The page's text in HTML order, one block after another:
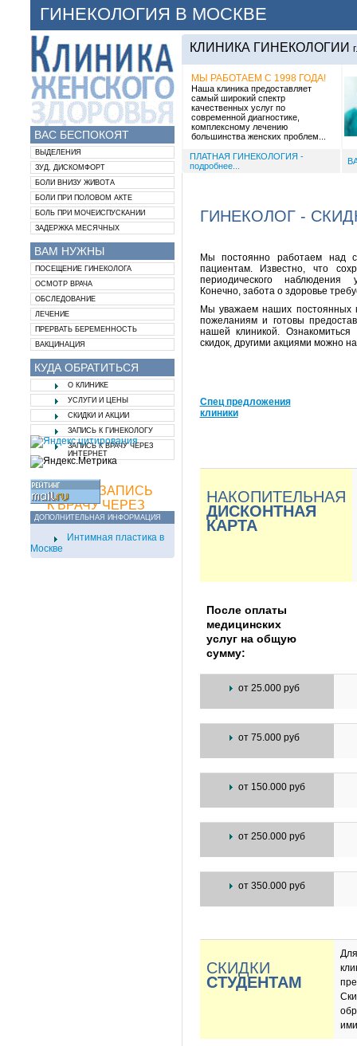
ГИНЕКОЛОГИЯ В МОСКВЕ
ВАС БЕСПОКОЯТ
ВЫДЕЛЕНИЯ
ЗУД, ДИСКОМФОРТ
БОЛИ ВНИЗУ ЖИВОТА
БОЛИ ПРИ ПОЛОВОМ АКТЕ
БОЛЬ ПРИ МОЧЕИСПУСКАНИИ
ЗАДЕРЖКА МЕСЯЧНЫХ
ВАМ НУЖНЫ
ПОСЕЩЕНИЕ ГИНЕКОЛОГА
ОСМОТР ВРАЧА
ОБСЛЕДОВАНИЕ
ЛЕЧЕНИЕ
ПРЕРВАТЬ БЕРЕМЕННОСТЬ
ВАКЦИНАЦИЯ
КУДА ОБРАТИТЬСЯ
О КЛИНИКЕ
УСЛУГИ И ЦЕНЫ
СКИДКИ И АКЦИИ
ЗАПИСЬ К ГИНЕКОЛОГУ
ЗАПИСЬ К ВРАЧУ ЧЕРЕЗ
ИНТЕРНЕТ
ОНЛАЙН ЗАПИСЬ
К ВРАЧУ ЧЕРЕЗ
ИНТЕРНЕТ
ДОПОЛНИТЕЛЬНАЯ ИНФОРМАЦИЯ
Интимная пластика в
Москве
КЛИНИКА ГИНЕКОЛОГИИ
МЫ РАБОТАЕМ С 1998 ГОДА!
Наша клиника предоставляет
самый широкий спектр
качественных услуг по
современной диагностике,
комплексному лечению
большинства женских проблем...
ПЛАТНАЯ ГИНЕКОЛОГИЯ -
подробнее...
ГИНЕКОЛОГ -
Мы постоянно работаем над
пациентам. Известно, что
периодического наблюдения
Конечно, забота о здоровье
Мы уважаем наших постоянных
пожеланиям и готовы
нашей клиникой.
скидок, другими акциями можно
Спец предложения
клиники
НАКОПИТЕЛЬНАЯ
ДИСКОНТНАЯ
КАРТА
После оплаты
медицинских
услуг на общую
сумму:
от 25.000 руб
от 75.000 руб
от 150.000 руб
от 250.000 руб
от 350.000 руб
СКИДКИ
СТУДЕНТАМ